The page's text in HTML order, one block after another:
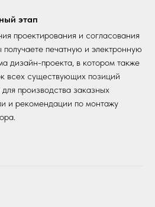
этап
проектирования и согласования
получаете печатную и электронную
дизайн-проекта, в котором также
всех существующих позиций
производства заказных
и рекомендации по монтажу